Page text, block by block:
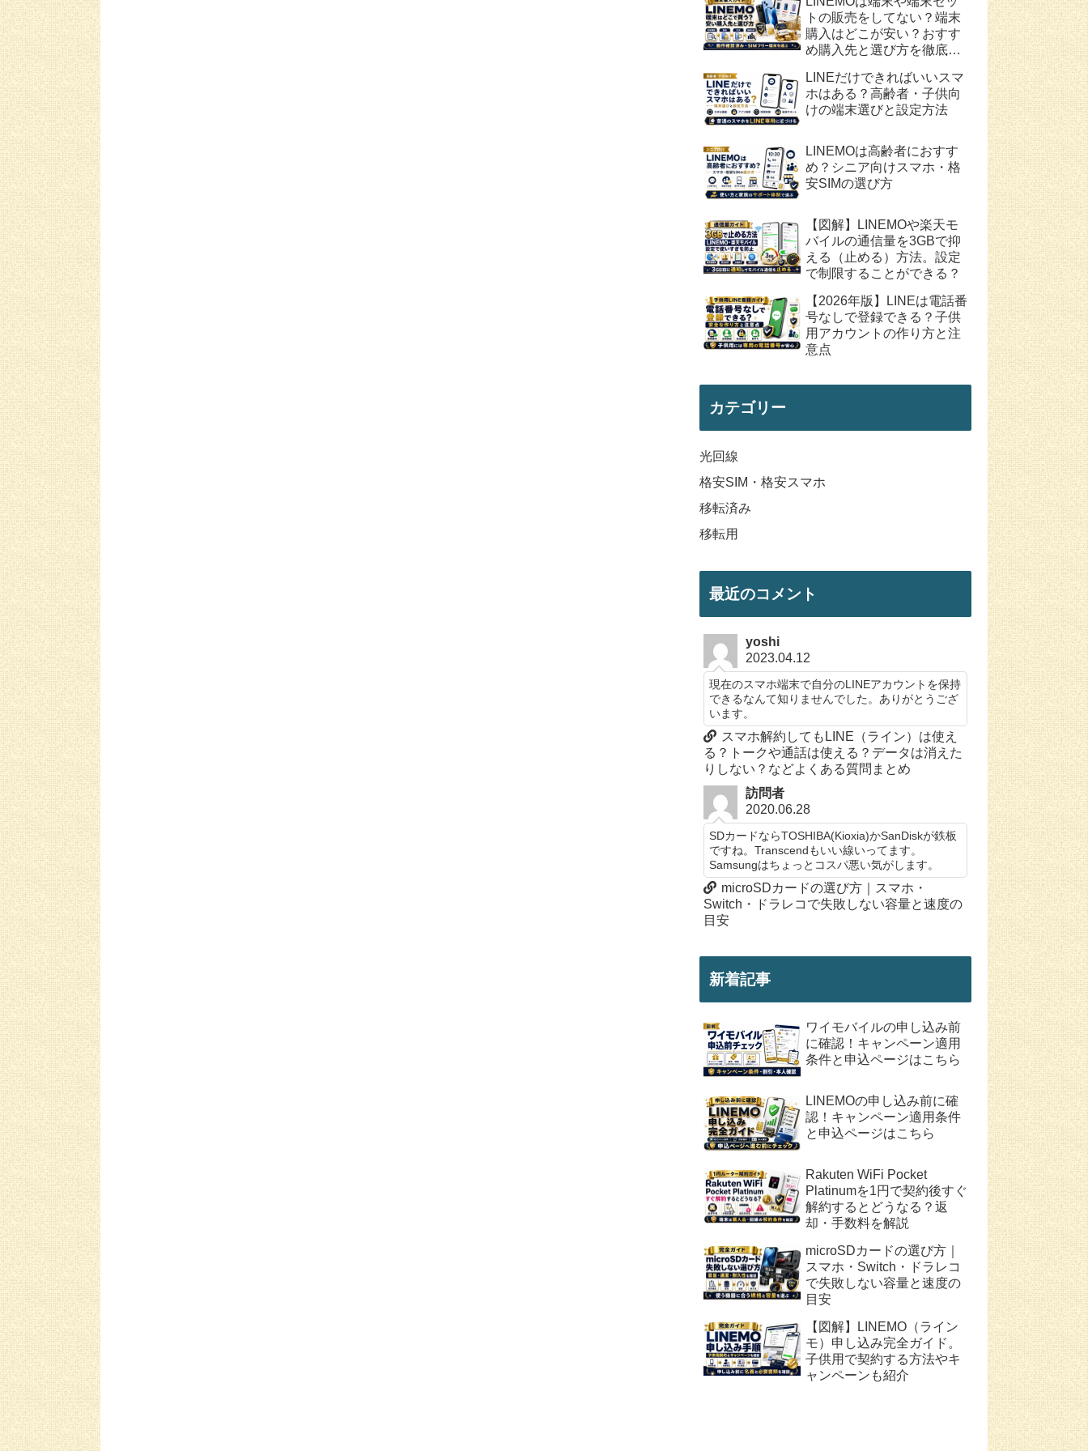
トの販売をしてない？端末
購入はどこが安い？おすす
め購入先と選び方を徹底解
LINEだけできればいいスマ
ホはある？高齢者・子供向
けの端末選びと設定方法
LINEMOは高齢者におすす
め？シニア向けスマホ・格
安SIMの選び方
【図解】LINEMOや楽天モ
バイルの通信量を3GBで抑
える（止める）方法。設定
で制限することができる？
【2026年版】LINEは電話番
号なしで登録できる？子供
用アカウントの作り方と注
意点
カテゴリー
光回線
格安SIM・格安スマホ
移転済み
移転用
最近のコメント
yoshi
2023.04.12
現在のスマホ端末で自分のLINEアカウントを保持
できるなんて知りませんでした。ありがとうござ
います。
スマホ解約してもLINE（ライン）は使え
る？トークや通話は使える？データは消えた
りしない？などよくある質問まとめ
訪問者
2020.06.28
SDカードならTOSHIBA(Kioxia)かSanDiskが鉄板
ですね。Transcendもいい線いってます。
Samsungはちょっとコスパ悪い気がします。
microSDカードの選び方｜スマホ・
Switch・ドラレコで失敗しない容量と速度の
目安
新着記事
ワイモバイルの申し込み前
に確認！キャンペーン適用
条件と申込ページはこちら
LINEMOの申し込み前に確
認！キャンペーン適用条件
と申込ページはこちら
Rakuten WiFi Pocket
Platinumを1円で契約後すぐ
解約するとどうなる？返
却・手数料を解説
microSDカードの選び方｜
スマホ・Switch・ドラレコ
で失敗しない容量と速度の
目安
【図解】LINEMO（ライン
モ）申し込み完全ガイド。
子供用で契約する方法やキ
ャンペーンも紹介